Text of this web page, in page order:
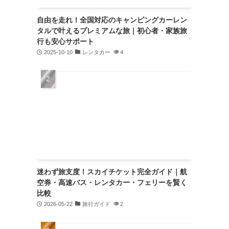
自由を走れ！全国対応のキャンピングカーレン
タルで叶えるプレミアムな旅｜初心者・家族旅
行も安心サポート
2025-10-10 レンタカー 4
迷わず旅支度！スカイチケット完全ガイド｜航
空券・高速バス・レンタカー・フェリーを賢く
比較
2026-05-22 旅行ガイド 2